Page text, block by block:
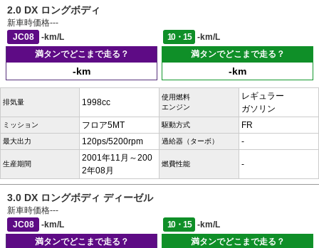
2.0 DX ロングボディ
新車時価格---
JC08
-km/L 10・15
-km/L
満タンでどこまで走る？
-km
満タンでどこまで走る？
-km
排気量 1998cc
使用燃料
エンジン
レギュラー
ガソリン
ミッション フロア5MT 駆動方式 FR
最大出力 120ps/5200rpm 過給器（ターボ） -
生産期間
2001年11月～200
2年08月
燃費性能 -
3.0 DX ロングボディ ディーゼル
新車時価格---
JC08
-km/L 10・15
-km/L
満タンでどこまで走る？
満タンでどこまで走る？